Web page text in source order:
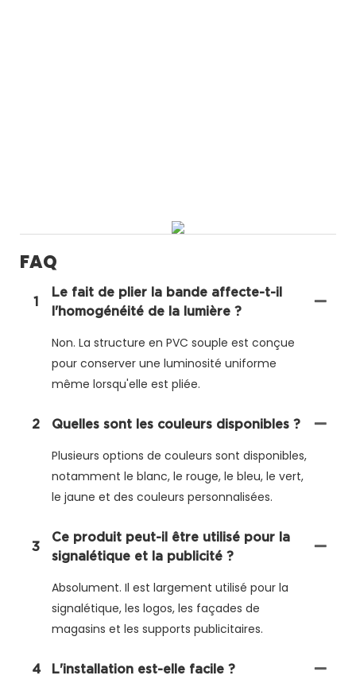
FAQ
1
Le fait de plier la bande affecte-t-il
l'homogénéité de la lumière ?
Non. La structure en PVC souple est conçue
pour conserver une luminosité uniforme
même lorsqu'elle est pliée.
2 Quelles sont les couleurs disponibles ?
Plusieurs options de couleurs sont disponibles,
notamment le blanc, le rouge, le bleu, le vert,
le jaune et des couleurs personnalisées.
3
Ce produit peut-il être utilisé pour la
signalétique et la publicité ?
Absolument. Il est largement utilisé pour la
signalétique, les logos, les façades de
magasins et les supports publicitaires.
4 L'installation est-elle facile ?